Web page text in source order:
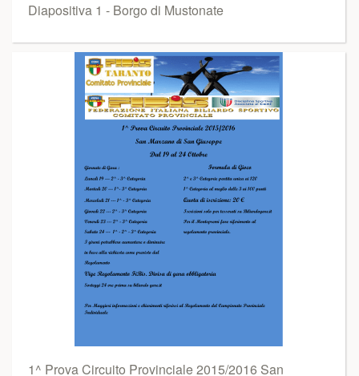
Diapositiva 1 - Borgo di Mustonate
1^ Prova Circuito Provinciale 2015/2016 San